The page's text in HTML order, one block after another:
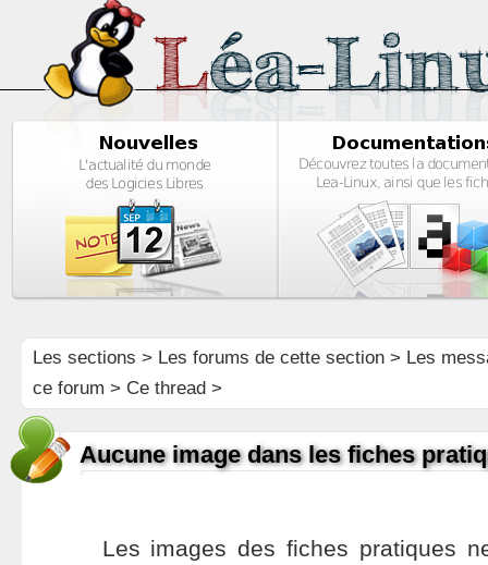
Les sections > Les forums de cette section> Les
ce forum > Ce thread >
Aucune image dans les fiches
Les images des fiches pratiques